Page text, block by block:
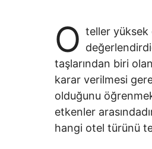
O teller yüksek
taşlarından biri
karar verilmesi
olduğunu
etkenler
hangi otel türünü